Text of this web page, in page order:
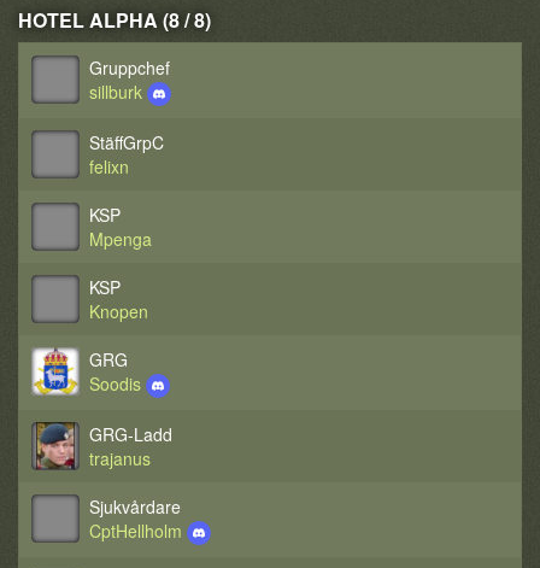
HOTEL ALPHA (8 / 8)
Gruppchef
sillburk
StäffGrpC
felixn
KSP
Mpenga
KSP
Knopen
GRG
Soodis
GRG-Ladd
trajanus
Sjukvårdare
CptHellholm